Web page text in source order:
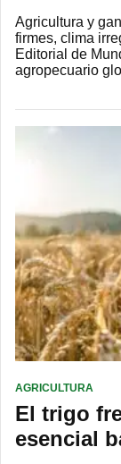
Agricultura y
firmes, clima
Editorial de
agropecuario
AGRICULTURA
El trigo
esencial